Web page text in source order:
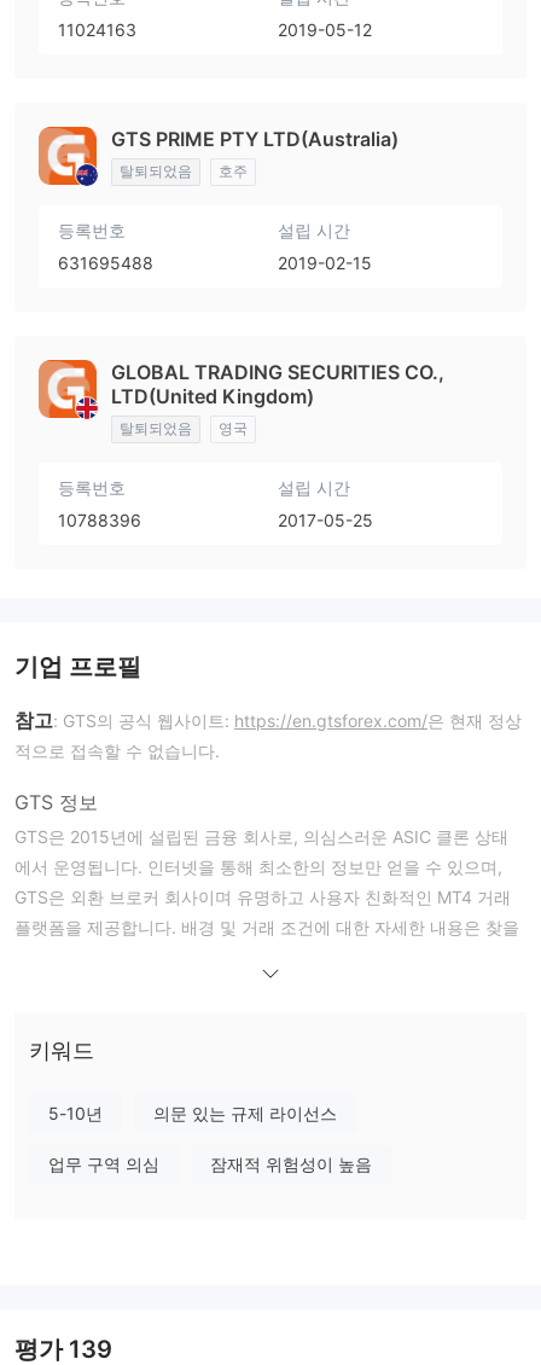
11024163
2019-05-12
GTS PRIME PTY LTD(Australia)
탈퇴되었음 호주
등록번호
631695488
설립 시간
2019-02-15
GLOBAL TRADING SECURITIES CO.,
LTD(United Kingdom)
탈퇴되었음 영국
등록번호
10788396
설립 시간
2017-05-25
기업 프로필
참고: GTS의 공식 웹사이트: https://en.gtsforex.com/은 현재 정상
적으로 접속할 수 없습니다.
GTS 정보
GTS은 2015년에 설립된 금융 회사로, 의심스러운 ASIC 클론 상태
에서 운영됩니다. 인터넷을 통해 최소한의 정보만 얻을 수 있으며,
GTS은 외환 브로커 회사이며 유명하고 사용자 친화적인 MT4 거래
플랫폼을 제공합니다. 배경 및 거래 조건에 대한 자세한 내용은 찾을
GTS는 의심스러운 클론
선스 번호 001274363 및 두 개의 취소된 FCA (금융행정청)
러한 모든 라이선스가 취소되거나 의심스러운 클론 상태인 경우,
규제 관련 우려 사항
키워드
5-10년 의문 있는 규제 라이선스
업무 구역 의심 잠재적 위험성이 높음
평가139